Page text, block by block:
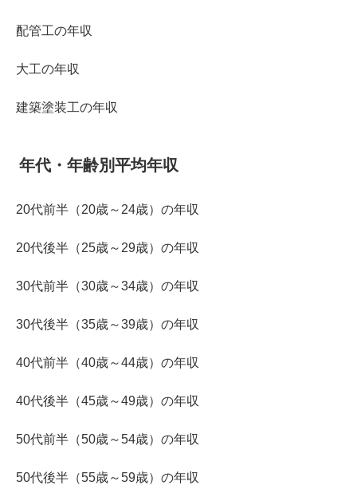
配管工の年収
大工の年収
建築塗装工の年収
年代・年齢別平均年収
20代前半（20歳～24歳）の年収
20代後半（25歳～29歳）の年収
30代前半（30歳～34歳）の年収
30代後半（35歳～39歳）の年収
40代前半（40歳～44歳）の年収
40代後半（45歳～49歳）の年収
50代前半（50歳～54歳）の年収
50代後半（55歳～59歳）の年収